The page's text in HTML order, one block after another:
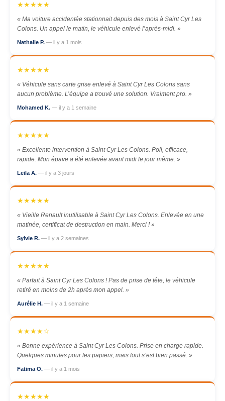
★★★★★
« Ma voiture accidentée stationnait depuis des mois à Saint Cyr Les
Colons. Un appel le matin, le véhicule enlevé l’après-midi. »
Nathalie P. — il y a 1 mois
★★★★★
« Véhicule sans carte grise enlevé à Saint Cyr Les Colons sans
aucun problème. L’équipe a trouvé une solution. Vraiment pro. »
Mohamed K. — il y a 1 semaine
★★★★★
« Excellente intervention à Saint Cyr Les Colons. Poli, efficace,
rapide. Mon épave a été enlevée avant midi le jour même. »
Leila A. — il y a 3 jours
★★★★★
« Vieille Renault inutilisable à Saint Cyr Les Colons. Enlevée en une
matinée, certificat de destruction en main. Merci ! »
Sylvie R. — il y a 2 semaines
★★★★★
« Parfait à Saint Cyr Les Colons ! Pas de prise de tête, le véhicule
retiré en moins de 2h après mon appel. »
Aurélie H. — il y a 1 semaine
★★★★☆
« Bonne expérience à Saint Cyr Les Colons. Prise en charge rapide.
Quelques minutes pour les papiers, mais tout s’est bien passé. »
Fatima O. — il y a 1 mois
★★★★★